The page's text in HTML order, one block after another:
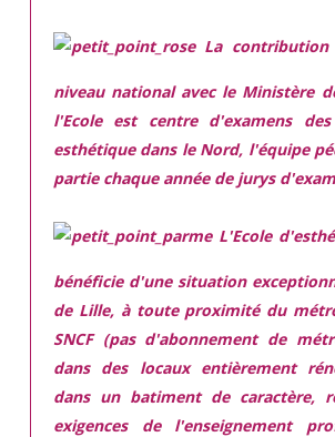
La
niveau national avec le Ministère
l'Ecole est centre d'examens
esthétique dans le Nord, l'équipe
partie chaque année de jurys
L'Ecole
bénéficie d'une situation
de Lille, à toute proximité du
SNCF (pas d'abonnement de
dans des locaux entièrement
dans un batiment de caractère,
exigencesde l'enseignement